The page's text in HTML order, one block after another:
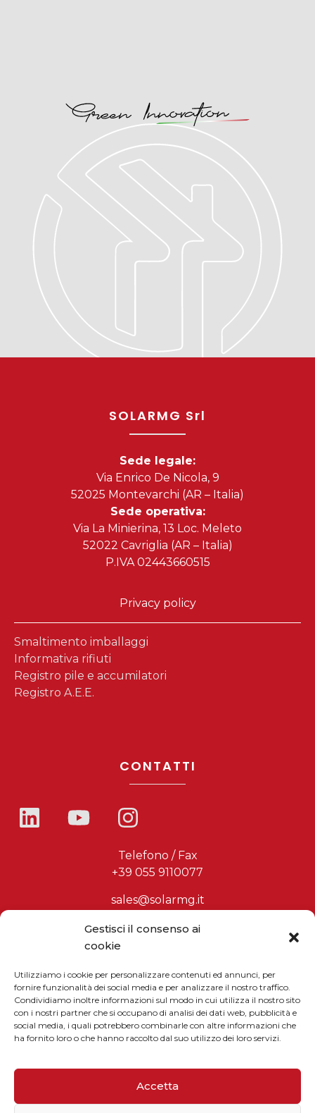
Gestisci il consenso ai
cookie
Utilizziamo i cookie per personalizzare contenuti ed annunci, per
fornire funzionalità dei social media e per analizzare il nostro traffico.
Condividiamo inoltre informazioni sul modo in cui utilizza il nostro sito
con i nostri partner che si occupano di analisi dei dati web, pubblicità e
social media, i quali potrebbero combinarle con altre informazioni che
ha fornito loro o che hanno raccolto dal suo utilizzo dei loro servizi.
Accetta
SOLARMG Srl
Sede legale:
Via Enrico De Nicola, 9
52025 Montevarchi (AR – Italia)
Sede operativa:
Via La Minierina, 13 Loc. Meleto
52022 Cavriglia (AR – Italia)
P.IVA 02443660515
Privacy policy
Smaltimento imballaggi
Informativa rifiuti
Registro pile e accumilatori
Registro A.E.E.
CONTATTI
Telefono / Fax
+39 055 9110077
sales@solarmg.it
Iscriviti alla newsletter
Inserisci il tuo indirizzo email
Dimostra di essere umano selezionandocamion.